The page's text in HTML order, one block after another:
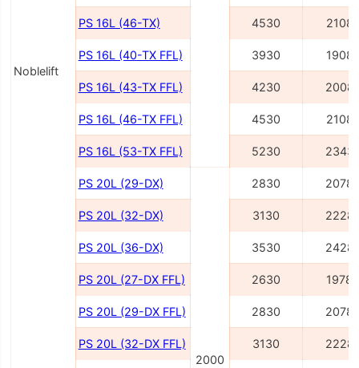
Noblelift
PS 16L (46-TX) 4530 2108
PS 16L (40-TX FFL) 3930 1908
PS 16L (43-TX FFL) 4230 2008
PS 16L (46-TX FFL) 4530 2108
PS 16L (53-TX FFL) 5230 2343
PS 20L (29-DX)
2000
2830 2078
PS 20L (32-DX) 3130 2228
PS 20L (36-DX) 3530 2428
PS 20L (27-DX FFL) 2630 1978
PS 20L (29-DX FFL) 2830 2078
PS 20L (32-DX FFL) 3130 2228